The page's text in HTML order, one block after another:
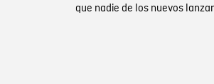
que nadie de los nuevos